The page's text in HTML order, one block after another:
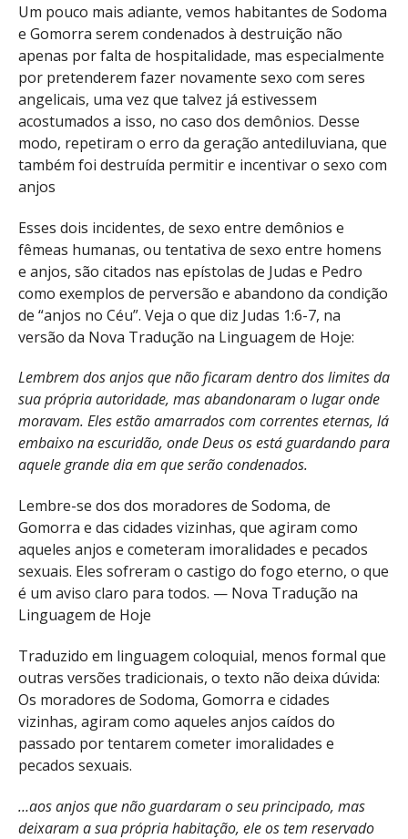
Um pouco mais adiante, vemos habitantes de Sodoma
e Gomorra serem condenados à destruição não
apenas por falta de hospitalidade, mas especialmente
por pretenderem fazer novamente sexo com seres
angelicais, uma vez que talvez já estivessem
acostumados a isso, no caso dos demônios. Desse
modo, repetiram o erro da geração antediluviana, que
também foi destruída permitir e incentivar o sexo com
anjos
Esses dois incidentes, de sexo entre demônios e
fêmeas humanas, ou tentativa de sexo entre homens
e anjos, são citados nas epístolas de Judas e Pedro
como exemplos de perversão e abandono da condição
de “anjos no Céu”. Veja o que diz Judas 1:6-7, na
versão da Nova Tradução na Linguagem de Hoje:
Lembrem dos anjos que não ficaram dentro dos limites da
sua própria autoridade, mas abandonaram o lugar onde
moravam. Eles estão amarrados com correntes eternas, lá
embaixo na escuridão, onde Deus os está guardando para
aquele grande dia em que serão condenados.
Lembre-se dos dos moradores de Sodoma, de
Gomorra e das cidades vizinhas, que agiram como
aqueles anjos e cometeram imoralidades e pecados
sexuais. Eles sofreram o castigo do fogo eterno, o que
é um aviso claro para todos. — Nova Tradução na
Linguagem de Hoje
Traduzido em linguagem coloquial, menos formal que
outras versões tradicionais, o texto não deixa dúvida:
Os moradores de Sodoma, Gomorra e cidades
vizinhas, agiram como aqueles anjos caídos do
passado por tentarem cometer imoralidades e
pecados sexuais.
…aos anjos que não guardaram o seu principado, mas
deixaram a sua própria habitação, ele os tem reservado